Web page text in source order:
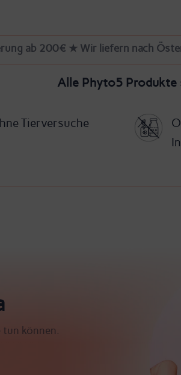
ab 200€ ★ Wir liefern nach
Alle Phyto5 Produkte
Tierversuche
können.